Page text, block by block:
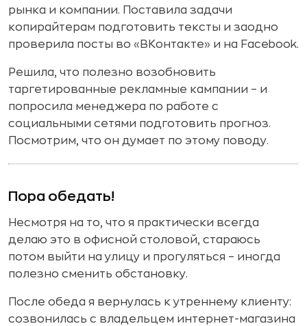
рынка и компании. Поставила задачи
копирайтерам подготовить тексты и заодно
проверила посты во «ВКонтакте» и на Facebook.
Решила, что полезно возобновить
таргетированные рекламные кампании – и
попросила менеджера по работе с
социальными сетями подготовить прогноз.
Посмотрим, что он думает по этому поводу.
Пора обедать!
Несмотря на то, что я практически всегда
делаю это в офисной столовой, стараюсь
потом выйти на улицу и прогуляться – иногда
полезно сменить обстановку.
После обеда я вернулась к утреннему клиенту:
созвонилась с владельцем интернет-магазина